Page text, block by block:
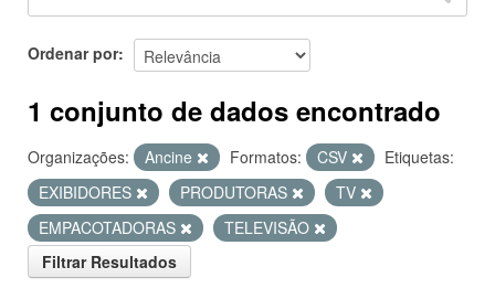
SOBRE
Ordenar por
1 conjunto de dados encontrado
Organizações: Ancine Formatos: CSV
Etiquetas:
EXIBIDORES
PRODUTORAS
TV
EMPACOTADORAS
TELEVISÃO
Filtrar Resultados